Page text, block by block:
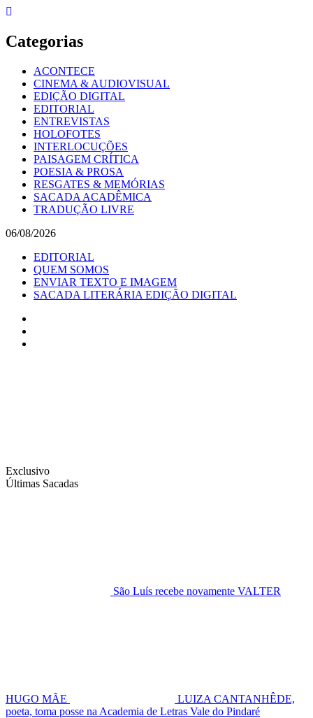
Skip
content
Categorias
ACONTECE
CINEMA & AUDIOVISUAL
EDIÇÃO DIGITAL
EDITORIAL
ENTREVISTAS
HOLOFOTES
INTERLOCUÇÕES
PAISAGEM CRÍTICA
POESIA & PROSA
RESGATES & MEMÓRIAS
SACADA ACADÊMICA
TRADUÇÃO LIVRE
06/08/2026
EDITORIAL
QUEM SOMOS
ENVIAR TEXTO E IMAGEM
SACADA LITERÁRIA EDIÇÃO DIGITAL
Exclusivo
Últimas Sacadas
São Luís recebe novamente VALTER
HUGO MÃE
LUIZA CANTANHÊDE,
poeta, toma posse na Academia de Letras Vale do Pindaré